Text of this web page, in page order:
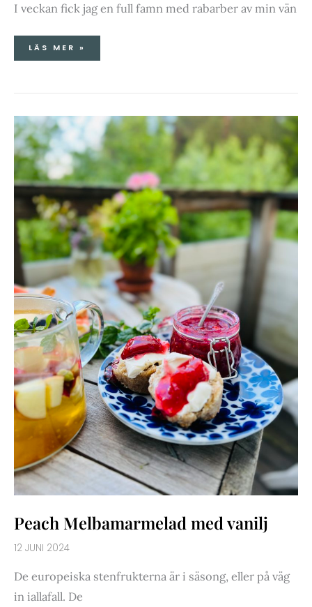
I veckan fick jag en full famn med rabarber av min vän
LÄS MER »
Peach Melbamarmelad med vanilj
12 JUNI 2024
De europeiska stenfrukterna är i säsong, eller på väg
in iallafall. De
PEACH
MELBAMARMELAD
MED
VANILJ